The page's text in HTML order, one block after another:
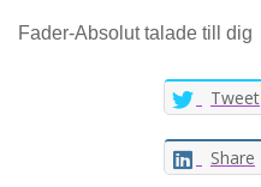
Fader-Absolut talade till dig
Tweet
Share